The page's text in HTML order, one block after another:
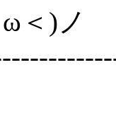
＜)ノ